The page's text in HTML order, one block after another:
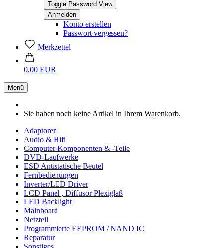
Toggle Password View
Konto erstellen
Passwort vergessen?
Merkzettel
0,00 EUR
Menü
Sie haben noch keine Artikel in Ihrem Warenkorb.
Adaptoren
Audio & Hifi
Computer-Komponenten & -Teile
DVD-Laufwerke
ESD Antistatische Beutel
Fernbedienungen
Inverter/LED Driver
LCD Panel , Diffusor Plexiglaß
LED Backlight
Mainboard
Netzteil
Programmierte EEPROM / NAND IC
Reparatur
Sonstiges